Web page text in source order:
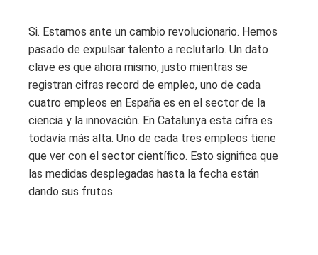
Si. Estamos ante un cambio revolucionario. Hemos
pasado de expulsar talento a reclutarlo. Un dato
clave es que ahora mismo, justo mientras se
registran cifras record de empleo, uno de cada
cuatro empleos en España es en el sector de la
ciencia y la innovación. En Catalunya esta cifra es
todavía más alta. Uno de cada tres empleos tiene
que ver con el sector científico. Esto significa que
las medidas desplegadas hasta la fecha están
dando sus frutos.